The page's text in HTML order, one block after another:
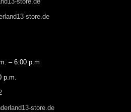
store.de
– 6:00 p.m
p.m.
store.de